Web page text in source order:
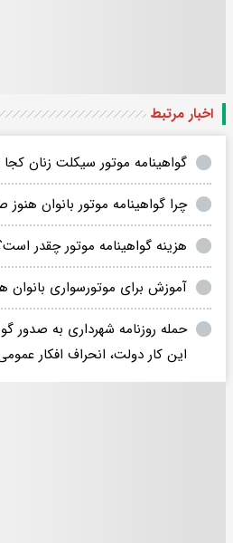
اخبار مرتبط
گواهینامه موتور سیکلت زنان
چرا گواهینامه موتور بانوان
هزینه گواهینامه موتور چقدر
آموزش برای موتورسواری بانوان
حمله روزنامه شهرداری به صدور
این کار دولت، انحراف افکار